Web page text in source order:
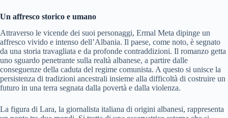
Un affresco storico e umano
Attraverso le vicende dei suoi personaggi, Ermal Meta dipinge un
affresco vivido e intenso dell’Albania. Il paese, come noto, è segnato
da una storia travagliata e da profonde contraddizioni. Il romanzo getta
uno sguardo penetrante sulla realtà albanese, a partire dalle
conseguenze della caduta del regime comunista. A questo si unisce la
persistenza di tradizioni ancestrali insieme alla difficoltà di costruire un
futuro in una terra segnata dalla povertà e dalla violenza.
La figura di Lara, la giornalista italiana di origini albanesi, rappresenta